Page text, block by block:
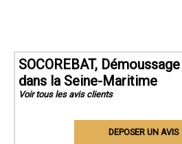
SOCOREBAT,
dans la Seine-Maritime
Voir tous les avis clients
DEPOSER UN AVIS